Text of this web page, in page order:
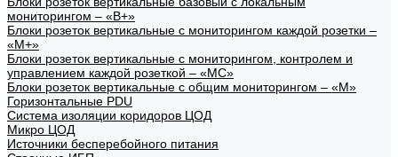
мониторингом – «В+»
Блоки розеток вертикальные с мониторингом каждой розетки –
«М+»
Блоки розеток вертикальные с мониторингом, контролем и
управлением каждой розеткой – «МС»
Блоки розеток вертикальные с общим мониторингом – «М»
Горизонтальные PDU
Система изоляции коридоров ЦОД
Микро ЦОД
Источники бесперебойного питания